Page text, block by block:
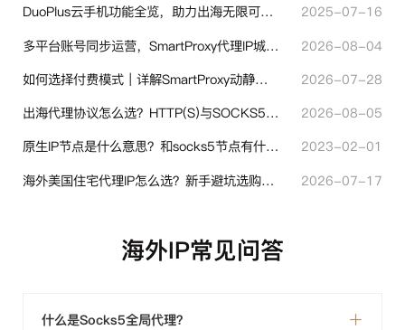
DuoPlus云手机功能全览，助力出海无限可能！
2025-07-16
多平台账号同步运营，SmartProxy代理IP城市定位功能有哪些实用价值
2026-08-04
如何选择付费模式｜详解SmartProxy动静态计费体系
2026-07-28
出海代理协议怎么选？HTTP(S)与SOCKS5核心差异与选型技巧
2026-08-05
原生IP节点是什么意思？和socks5节点有什么区别？
2023-02-01
海外美国住宅代理IP怎么选？新手避坑选购指南
2026-07-17
海外IP常见问答
什么是Socks5全局代理？